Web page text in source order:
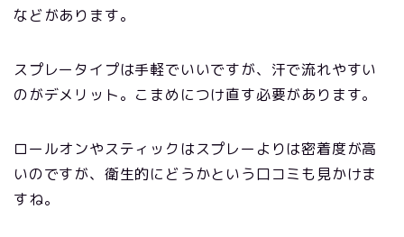
などがあります。
スプレータイプは手軽でいいですが、汗で流れやすい
のがデメリット。こまめにつけ直す必要があります。
ロールオンやスティックはスプレーよりは密着度が高
いのですが、衛生的にどうかという口コミも見かけま
すね。